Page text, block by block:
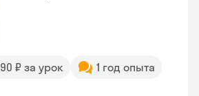
₽ за урок
1 год опыта